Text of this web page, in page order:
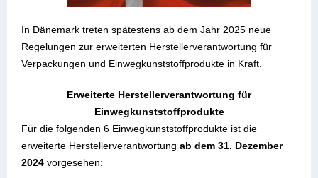
In Dänemark treten spätestens ab dem Jahr 2025 neue
Regelungen zur erweiterten Herstellerverantwortung für
Verpackungen und Einwegkunststoffprodukte in Kraft.
Erweiterte Herstellerverantwortung für
Einwegkunststoffprodukte
Für die folgenden 6 Einwegkunststoffprodukte ist die
erweiterte Herstellerverantwortung ab dem 31. Dezember
2024 vorgesehen: